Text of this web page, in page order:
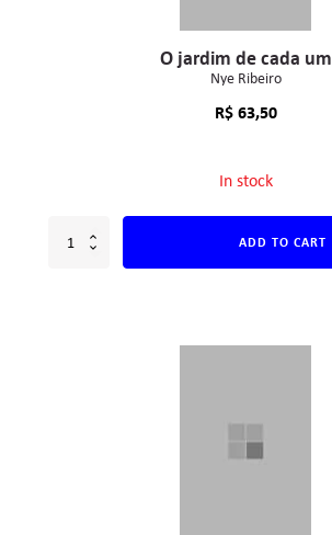
O jardim de cada um
Nye Ribeiro
R$63,50
In stock
ADD TO CART